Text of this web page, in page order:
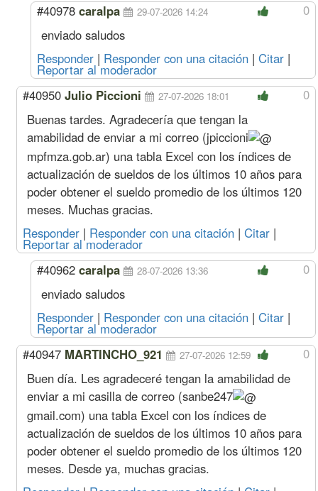
0
#40978 caralpa 29-07-2026 14:24
enviado saludos
Responder | Responder con una citación | Citar |
Reportar al moderador
0
#40950 Julio Piccioni 27-07-2026 18:01
Buenas tardes. Agradecería que tengan la
amabilidad de enviar a mi correo (jpiccioni
mpfmza.gob.ar) una tabla Excel con los índices de
actualización de sueldos de los últimos 10 años para
poder obtener el sueldo promedio de los últimos 120
meses. Muchas gracias.
Responder | Responder con una citación | Citar |
Reportar al moderador
0
#40962 caralpa 28-07-2026 13:36
enviado saludos
Responder | Responder con una citación | Citar |
Reportar al moderador
0
#40947 MARTINCHO_921 27-07-2026 12:59
Buen día. Les agradeceré tengan la amabilidad de
enviar a mi casilla de correo (sanbe247
gmail.com) una tabla Excel con los índices de
actualización de sueldos de los últimos 10 años para
poder obtener el sueldo promedio de los últimos 120
meses. Desde ya, muchas gracias.